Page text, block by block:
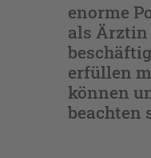
enorme
als Ärztin
erfüllen
können
beachten